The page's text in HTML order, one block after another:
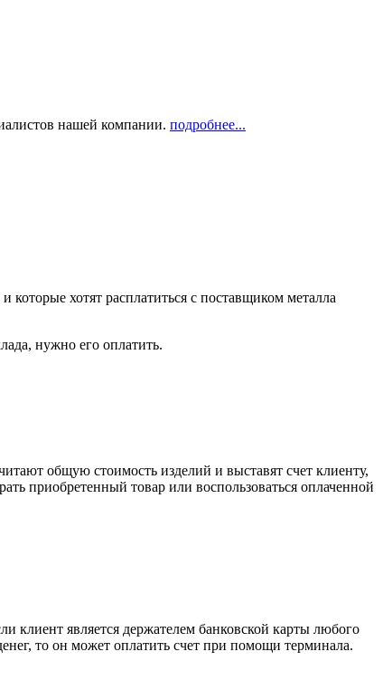
нашей компании. подробнее...
хотят расплатиться с поставщиком металла
нужно его оплатить.
общую стоимость изделий и выставят счет клиенту,
приобретенный товар или воспользоваться оплаченной
клиент является держателем банковской карты любого
то он может оплатить счет при помощи терминала.